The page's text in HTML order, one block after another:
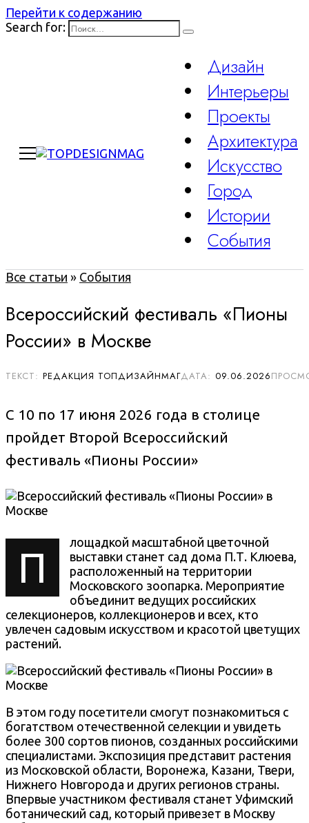
Перейти к содержанию
Search for:
Дизайн
Интерьеры
Проекты
Архитектура
Искусство
Город
Истории
События
Все статьи » События
Всероссийский фестиваль «Пионы
России» в Москве
РЕДАКЦИЯ ТОПДИЗАЙНМАГ 09.06.2026
С 10 по 17 июня 2026 года в столице
пройдет Второй Всероссийский
фестиваль «Пионы России»
П
лощадкой масштабной цветочной
выставки станет сад дома П.Т. Клюева,
расположенный на территории
Московского зоопарка. Мероприятие
объединит ведущих российских
селекционеров, коллекционеров и всех, кто
увлечен садовым искусством и красотой цветущих
растений.
В этом году посетители смогут познакомиться с
богатством отечественной селекции и увидеть
более 300 сортов пионов, созданных российскими
специалистами. Экспозиция представит растения
из Московской области, Воронежа, Казани, Твери,
Нижнего Новгорода и других регионов страны.
Впервые участником фестиваля станет Уфимский
ботанический сад, который привезет в Москву